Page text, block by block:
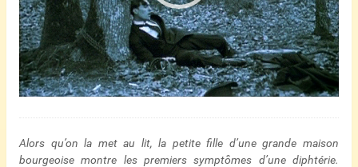
Alors qu’on la met au lit, la petite fille d’une grande maison
bourgeoise montre les premiers symptômes d’une diphtérie.